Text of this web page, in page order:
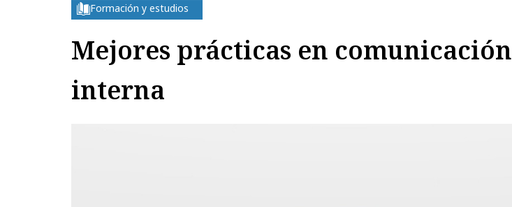
Formación y estudios
Mejores prácticas en comunicación
interna